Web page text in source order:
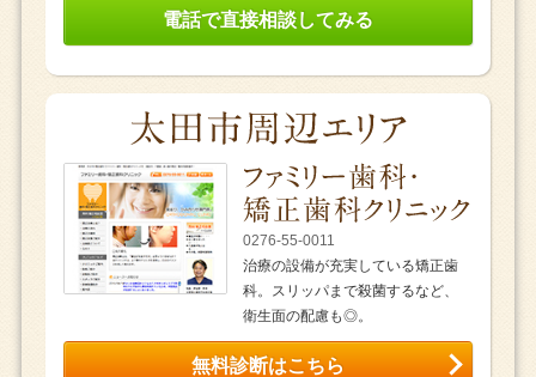
電話で直接相談してみる
0276-55-0011
治療の設備が充実している矯正歯
科。スリッパまで殺菌するなど、
衛生面の配慮も◎。
無料診断はこちら